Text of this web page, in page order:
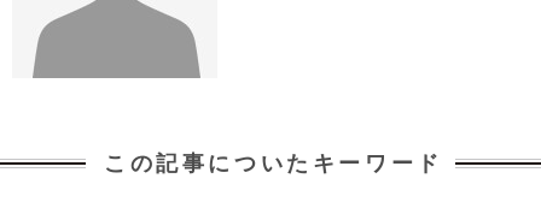
この記事についたキーワード